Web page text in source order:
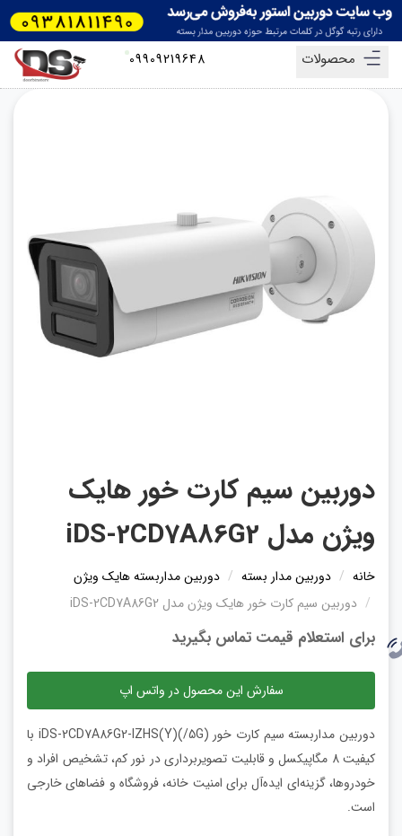
محصولات 09909219648
دوربین سیم کارت خور هایک
ویژن مدل iDS-2CD7A86G2
خانه دوربین مدار بسته
دوربین مداربسته هایک ویژن
دوربین سیم کارت خور هایک ویژن مدل iDS-2CD7A86G2
برای استعلام قیمت تماس بگیرید
سفارش این محصول در واتس اپ
دوربین مداربسته سیم کارت خور iDS-2CD7A86G2-IZHS(Y)(/5G) با
کیفیت 8 مگاپیکسل و قابلیت تصویربرداری در نور کم، تشخیص افراد و
خودروها، گزینه‌ای ایده‌آل برای امنیت خانه، فروشگاه و فضاهای خارجی
است.